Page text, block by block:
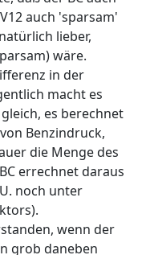
auch 'sparsam'
lieber,
wäre.
in der
macht es
es berechnet
Benzindruck,
die Menge des
errechnet daraus
noch unter
wenn der
grob daneben